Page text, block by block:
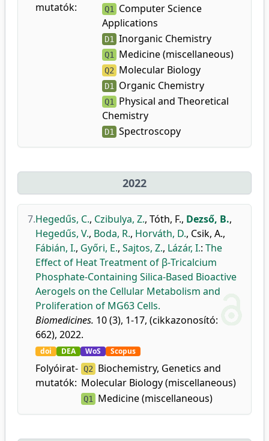
mutatók:
Q1
Computer Science
Applications
D1 Inorganic Chemistry
Q1 Medicine (miscellaneous)
Q2 Molecular Biology
D1 Organic Chemistry
Q1
Physical and Theoretical
Chemistry
D1 Spectroscopy
2022
7.Hegedűs, C., Czibulya, Z., Tóth, F., Dezső, B.,
Hegedűs, V., Boda, R., Horváth, D., Csik, A.,
Fábián, I., Győri, E., Sajtos, Z., Lázár, I.: The
Effect of Heat Treatment of β-Tricalcium
Phosphate-Containing Silica-Based Bioactive
Aerogels on the Cellular Metabolism and
Proliferation of MG63 Cells.
Biomedicines. 10 (3), 1-17, (cikkazonosító:
662), 2022.
doi DEA WoS Scopus
Folyóirat-
mutatók:
Q2 Biochemistry, Genetics and
Molecular Biology (miscellaneous)
Q1 Medicine (miscellaneous)